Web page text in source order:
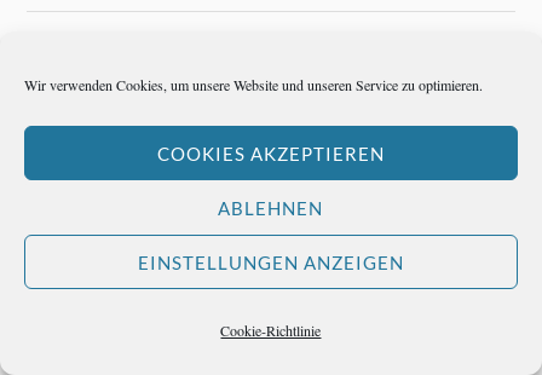
Wir verwenden Cookies, um unsere Website und unseren Service zu optimieren.
COOKIES AKZEPTIEREN
ABLEHNEN
EINSTELLUNGEN ANZEIGEN
Cookie-Richtlinie
Christo: The Wrapped Reichstag in Berlin
Die besten Sänger aller Zeiten
93 Aufrufe
Paul Anka: Goodnight, My Love